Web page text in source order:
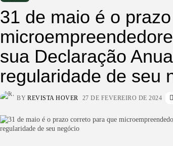
31 de maio é o
sua Declaração
regularidade de seu
BY REVISTA HOVER 27 DE FEVEREIRO DE 2024